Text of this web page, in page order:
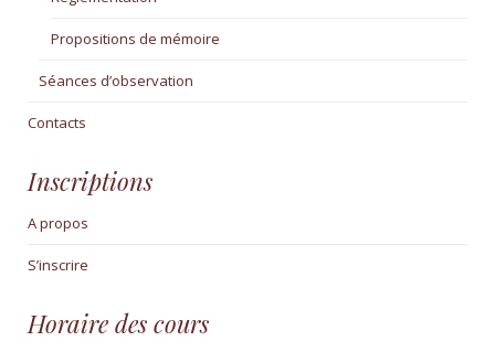
Propositions de mémoire
Séances d’observation
Contacts
Inscriptions
A propos
S’inscrire
Horaire des cours